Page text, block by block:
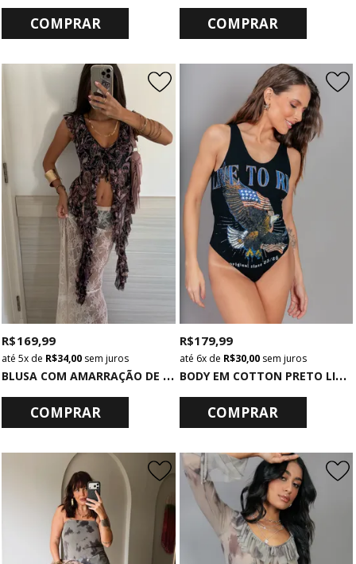
COMPRAR COMPRAR
B
LUSA COM AMARRAÇÃO DE TULE ESTAMPADO GYPSY
R$ 169,99
5x de R$ 34,00 sem juros
COMPRAR
B
ODY EM COTTON PRETO LIVE TO RIDE
R$ 179,99
6xde R$ 30,00sem juros
COMPRAR